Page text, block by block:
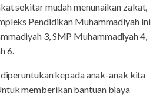
sekitar mudah menunaikan zakat,
Pendidikan Muhammadiyah ini
3, SMP Muhammadiyah 4,
6.
kepada anak-anak kita
memberikan bantuan biaya